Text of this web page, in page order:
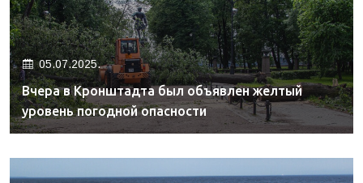
05.07.2025.
Вчера в Кронштадта был объявлен желтый
уровень погодной опасности